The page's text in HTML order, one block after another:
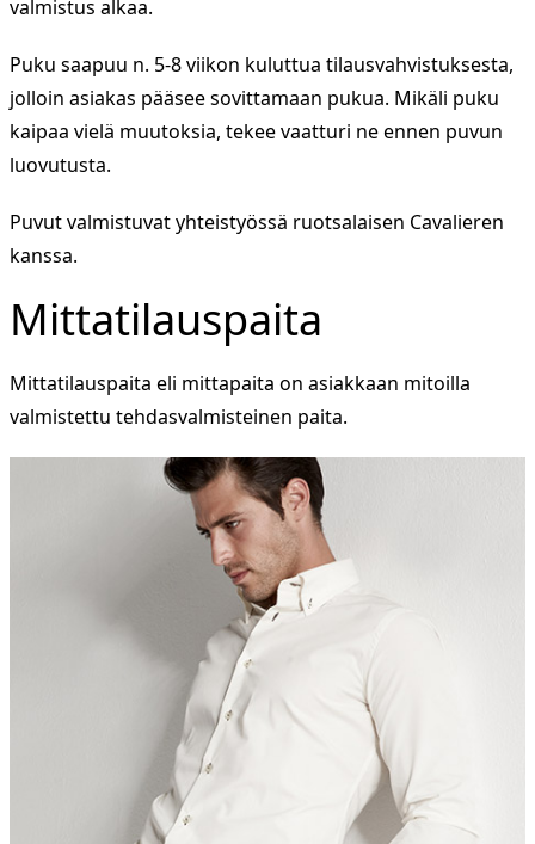
valmistus alkaa.
Puku saapuu n. 5-8 viikon kuluttua tilausvahvistuksesta,
jolloin asiakas pääsee sovittamaan pukua. Mikäli puku
kaipaa vielä muutoksia, tekee vaatturi ne ennen puvun
luovutusta.
Puvut valmistuvat yhteistyössä ruotsalaisen Cavalieren
kanssa.
Mittatilauspaita
Mittatilauspaita eli mittapaita on asiakkaan mitoilla
valmistettu tehdasvalmisteinen paita.